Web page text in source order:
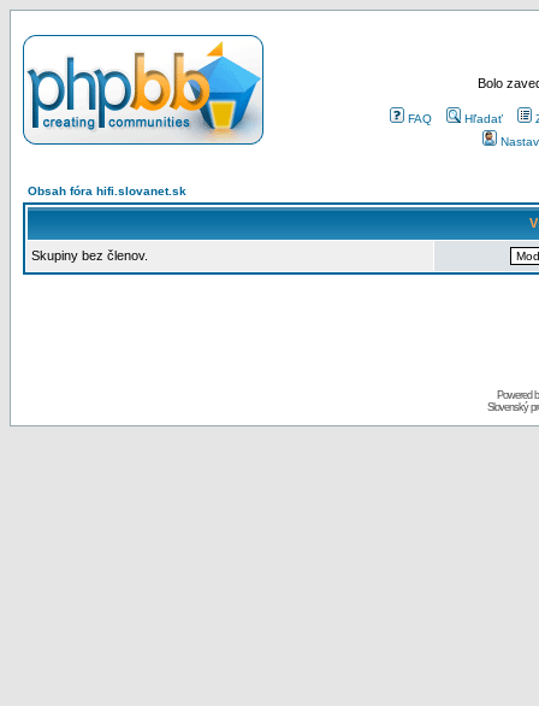
Bolo
FAQ Hľadať
Obsah fóra hifi.slovanet.sk
Skupiny bez členov.
Powered
Slovenský